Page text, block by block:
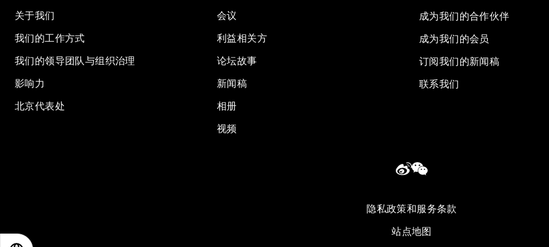
关于我们
我们的工作方式
我们的领导团队与组织治理
影响力
北京代表处
会议
利益相关方
论坛故事
新闻稿
相册
视频
成为我们的合作伙伴
成为我们的会员
订阅我们的新闻稿
联系我们
隐私政策和服务条款
站点地图